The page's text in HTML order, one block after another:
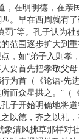
在明明德，在亲
。早在西周就有
罚”等。孔子认为
范围逐步扩大到
，如“弟子入则孝
要首先把孝敬父
为首（《论语·先
而众星拱之。”（
子开始明确地将
以德，齐之以礼
象清风拂草那样